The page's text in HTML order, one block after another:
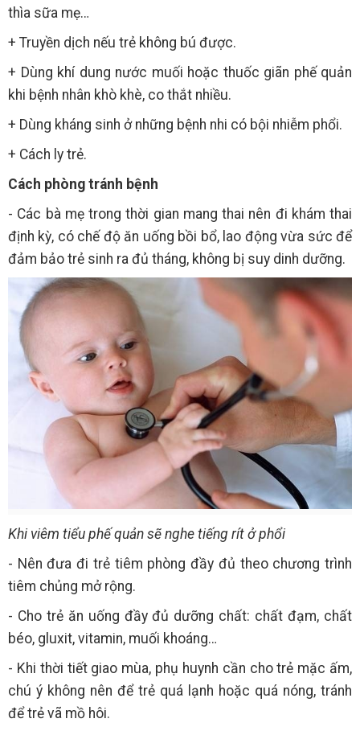
thìa sữa mẹ…
+ Truyền dịch nếu trẻ không bú được.
+ Dùng khí dung nước muối hoặc thuốc giãn phế quản
khi bệnh nhân khò khè, co thắt nhiều.
+ Dùng kháng sinh ở những bệnh nhi có bội nhiễm phổi.
+ Cách ly trẻ.
Cách phòng tránh bệnh
- Các bà mẹ trong thời gian mang thai nên đi khám thai
định kỳ, có chế độ ăn uống bồi bổ, lao động vừa sức để
đảm bảo trẻ sinh ra đủ tháng, không bị suy dinh dưỡng.
Khi viêm tiểu phế quản sẽ nghe tiếng rít ở phổi
- Nên đưa đi trẻ tiêm phòng đầy đủ theo chương trình
tiêm chủng mở rộng.
- Cho trẻ ăn uống đầy đủ dưỡng chất: chất đạm, chất
béo, gluxit, vitamin, muối khoáng…
- Khi thời tiết giao mùa, phụ huynh cần cho trẻ mặc ấm,
chú ý không nên để trẻ quá lạnh hoặc quá nóng, tránh
để trẻ vã mồ hôi.